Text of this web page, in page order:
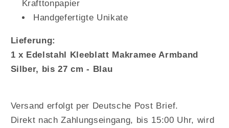
Krafttonpapier
Handgefertigte Unikate
Lieferung:
1 x Edelstahl Kleeblatt Makramee Armband
Silber, bis 27 cm - Blau
Versand erfolgt per Deutsche Post Brief.
Direkt nach Zahlungseingang, bis 15:00 Uhr, wird